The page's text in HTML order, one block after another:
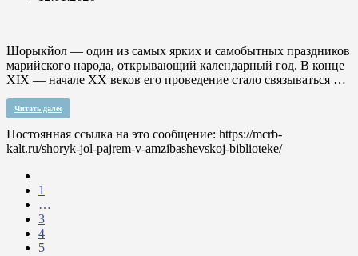
Шорыкйол — один из самых ярких и самобытных праздников
марийского народа, открывающий календарный год. В конце
XIX — начале XX веков его проведение стало связываться …
Читать далее
Постоянная ссылка на это сообщение: https://mcrb-
kalt.ru/shoryk-jol-pajrem-v-amzibashevskoj-biblioteke/
1
…
3
4
5